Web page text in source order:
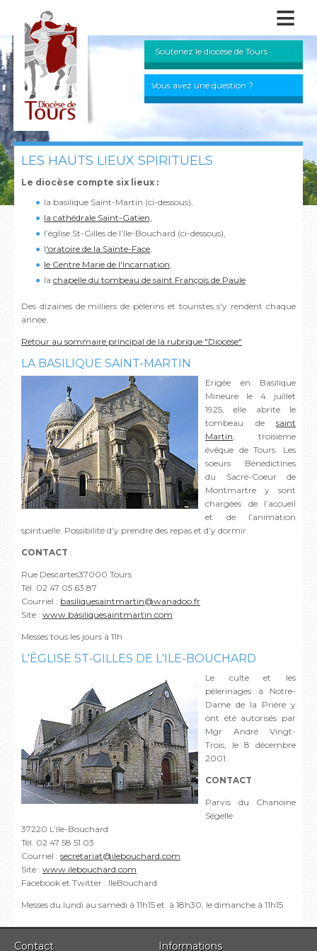
≡
Soutenez le diocèse de Tours
Vous avez une question ?
LES HAUTS LIEUX SPIRITUELS
Le diocèse compte six lieux :
la basilique Saint-Martin (ci-dessous),
la cathédrale Saint-Gatien,
l’église St-Gilles de l’Ile-Bouchard (ci-dessous),
l'oratoire de la Sainte-Face,
le Centre Marie de l'Incarnation,
la chapelle du tombeau de saint François de Paule
Des dizaines de milliers de pèlerins et touristes s'y rendent chaque
année.
Retour au sommaire principal de la rubrique "Diocèse"
LA BASILIQUE SAINT-MARTIN
Erigée en Basilique
Mineure le 4 juillet
1925, elle abrite le
tombeau de saint
Martin, troisième
évêque de Tours. Les
soeurs Bénédictines
du Sacré-Coeur de
Montmartre y sont
chargées de l’accueil
et de l’animation
spirituelle. Possibilité d’y prendre des repas et d’y dormir.
CONTACT :
Rue Descartes37000 Tours
Tél. 02 47 05 63 87
Courriel : basiliquesaintmartin@wanadoo.fr
Site : www.basiliquesaintmartin.com
Messes tous les jours à 11h
L'ÉGLISE ST-GILLES DE L'ILE-BOUCHARD
Le culte et les
pèlerinages à Notre-
Dame de la Prière y
ont été autorisés par
Mgr André Vingt-
Trois, le 8 décembre
2001.
CONTACT :
Parvis du Chanoine
Ségelle
37220 L’Ile-Bouchard
Tél. 02 47 58 51 03
Courriel : secretariat@ilebouchard.com
Site : www.ilebouchard.com
Facebook et Twitter : IleBouchard
Messes du lundi au samedi à 11h15 et à 18h30, le dimanche à 11h15
Contact Informations